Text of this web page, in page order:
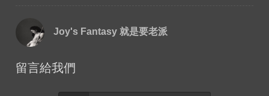
Joy's Fantasy 就是要老派
留言給我們